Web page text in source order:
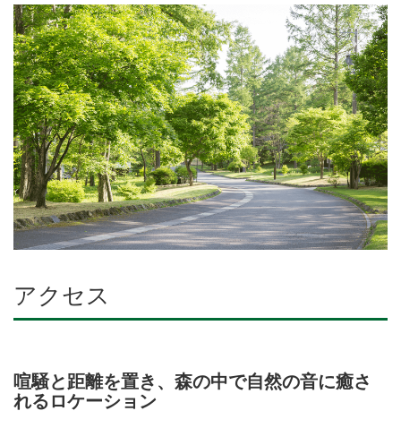
アクセス
喧騒と距離を置き、森の中で自然の音に癒さ
れるロケーション